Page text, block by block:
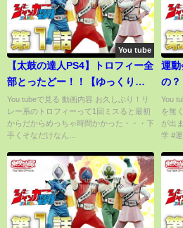
You tube
【太鼓の達人PS4】トロフィー全
部とったどー！！【ゆっくり実
況】
You tubeで見る 動画内容 お久しぶり！リ
レー系のトロフィーって1回ミスると最初
からだからめっちゃ時間かかった・・・下
手くそなだけなん...
運動
の？
時期
っ
You
を無
が出
学 #運